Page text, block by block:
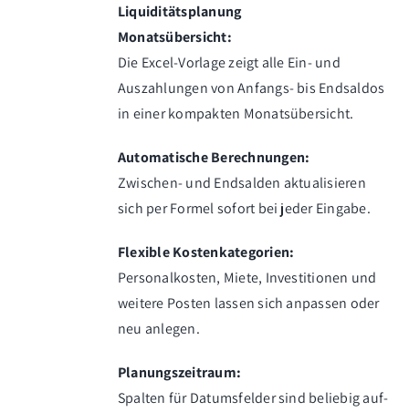
Liquiditätsplanung
Monatsübersicht:
Die Excel-Vorlage zeigt alle Ein- und
Auszahlungen von Anfangs- bis Endsaldos
in einer kompakten Monatsübersicht.
Automatische Berechnungen:
Zwischen- und Endsalden aktualisieren
sich per Formel sofort bei jeder Eingabe.
Flexible Kostenkategorien:
Personalkosten, Miete, Investitionen und
weitere Posten lassen sich anpassen oder
neu anlegen.
Planungszeitraum:
Spalten für Datumsfelder sind beliebig auf-